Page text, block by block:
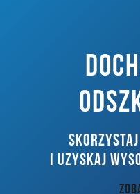
DOCHODZENIE
I UZYSKAJ